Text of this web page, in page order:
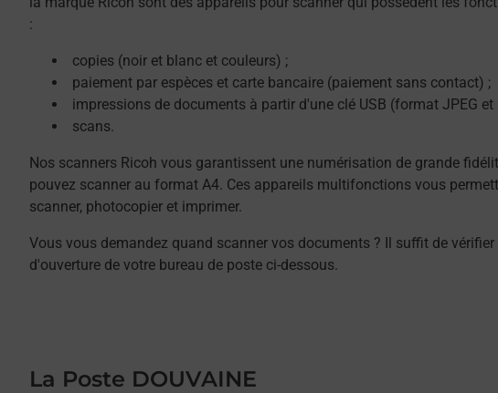
:
copies (noir et blanc et couleurs) ;
paiement par espèces et carte bancaire (paiement sans contact) ;
impressions de documents à partir d'une clé USB (format JPEG et
scans.
Nos scanners Ricoh vous garantissent une numérisation de grande
pouvez scanner au format A4. Ces appareils multifonctions vous
scanner, photocopier et imprimer.
Vous vous demandez quand scanner vos documents ? Il suffit de vérifier
d'ouverture de votre bureau de poste ci-dessous.
La Poste DOUVAINE